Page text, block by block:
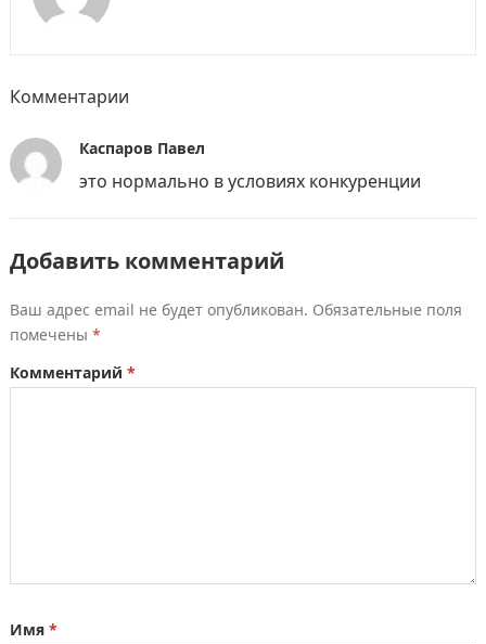
Комментарии
Каспаров Павел
это нормально в условиях конкуренции
Добавить комментарий
Ваш адрес email не будет опубликован. Обязательные поля
помечены *
Комментарий *
Имя *